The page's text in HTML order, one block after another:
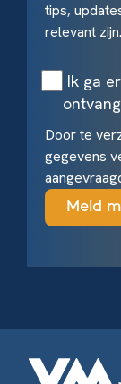
tips,
relevant zijn.
Ik ga
Door te
gegevens